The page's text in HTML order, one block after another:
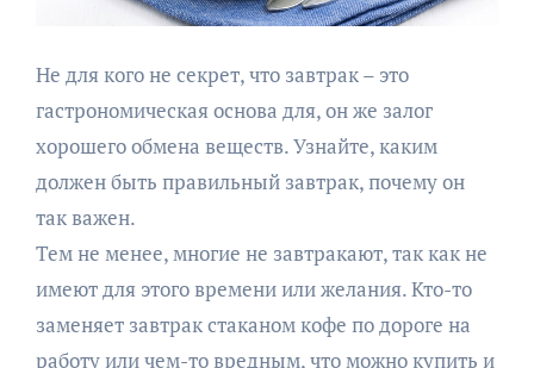
Не для кого не секрет, что завтрак – это
гастрономическая основа для, он же залог
хорошего обмена веществ. Узнайте, каким
должен быть правильный завтрак, почему он
так важен.
Тем не менее, многие не завтракают, так как не
имеют для этого времени или желания. Кто-то
заменяет завтрак стаканом кофе по дороге на
работу или чем-то вредным, что можно купить и